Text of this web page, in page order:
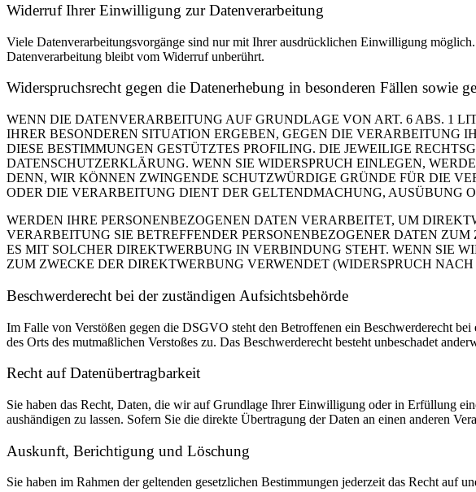
Widerruf Ihrer Einwilligung zur Datenverarbeitung
Viele Datenverarbeitungsvorgänge sind nur mit Ihrer ausdrücklichen Einwilligung
Datenverarbeitung bleibt vom Widerruf unberührt.
Widerspruchsrecht gegen die Datenerhebung in besonderen Fällen
WENN DIE DATENVERARBEITUNG AUF GRUNDLAGE VON ART. 6 ABS. 1
IHRER BESONDEREN SITUATION ERGEBEN, GEGEN DIE VERARBEITUNG
DIESE BESTIMMUNGEN GESTÜTZTES PROFILING. DIE JEWEILIGE
DATENSCHUTZERKLÄRUNG. WENN SIE WIDERSPRUCH EINLEGEN,
DENN, WIR KÖNNEN ZWINGENDE SCHUTZWÜRDIGE GRÜNDE FÜR DIE
ODER DIE VERARBEITUNG DIENT DER GELTENDMACHUNG, AUSÜBUNG
WERDEN IHRE PERSONENBEZOGENEN DATEN VERARBEITET, UM
VERARBEITUNG SIE BETREFFENDER PERSONENBEZOGENER DATEN
ES MIT SOLCHER DIREKTWERBUNG IN VERBINDUNG STEHT. WENN SIE
ZUM ZWECKE DER DIREKTWERBUNG VERWENDET (WIDERSPRUCH NACH
Beschwerde­recht bei der zuständigen Aufsichts­behörde
Im Falle von Verstößen gegen die DSGVO steht den Betroffenen ein Beschwerderecht
des Orts des mutmaßlichen Verstoßes zu. Das Beschwerderecht besteht unbeschadet
Recht auf Daten­übertrag­barkeit
Sie haben das Recht, Daten, die wir auf Grundlage Ihrer Einwilligung oder in Erfüllung
aushändigen zu lassen. Sofern Sie die direkte Übertragung der Daten an einen anderen
Auskunft, Berichtigung und Löschung
Sie haben im Rahmen der geltenden gesetzlichen Bestimmungen jederzeit das Recht auf